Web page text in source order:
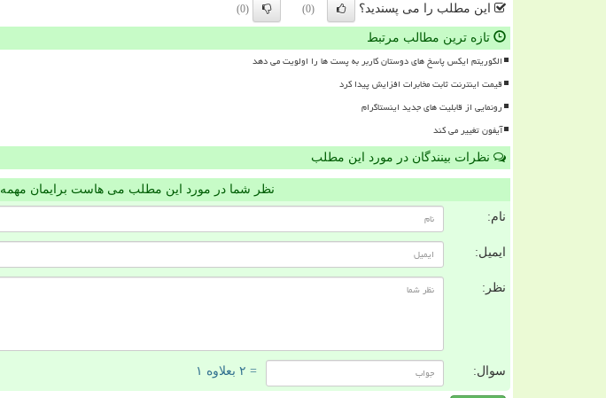
این مطلب را می پسندید؟ (0)
(0)
تازه ترین مطالب مرتبط
الگوریتم ایکس پاسخ های دوستان کاربر به پست ها را اولویت می دهد
قیمت اینترنت ثابت مخابرات افزایش پیدا کرد
رونمایی از قابلیت های جدید اینستاگرام
آیفون تغییر می کند
نظرات بینندگان در مورد این مطلب
نظر شما در مورد این مطلب می هاست برایمان مهمه
نام:
ایمیل:
نظر:
سوال: = ۲ بعلاوه ۱